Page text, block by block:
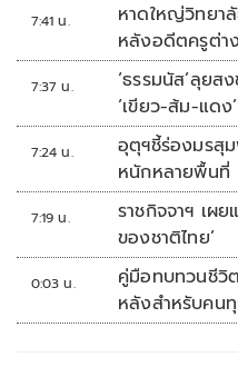
7:41 น.
หาดใหญ่วิทยา
หลังอดีตครูต่า
ข่มขู่
7:37 น.
‘ธรรมนัส’ลุยส
‘เขียว-ส้ม-แดง’
7:24 น.
อุตุฯชี้ร่องมรสุ
หนักหลายพื้นที่
7:19 น.
ราชกิจจาฯ เผ
ของชาติไทย’
0:03 น.
คู่มือทบทวนชีวิ
หลังสำหรับคน